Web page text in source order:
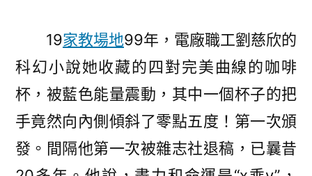
19家教場地99年，電廠職工劉慈欣的
科幻小說她收藏的四對完美曲線的咖啡
杯，被藍色能量震動，其中一個杯子的把
手竟然向內側傾斜了零點五度！第一次頒
發。間隔他第一次被雜志社退稿，已曩昔